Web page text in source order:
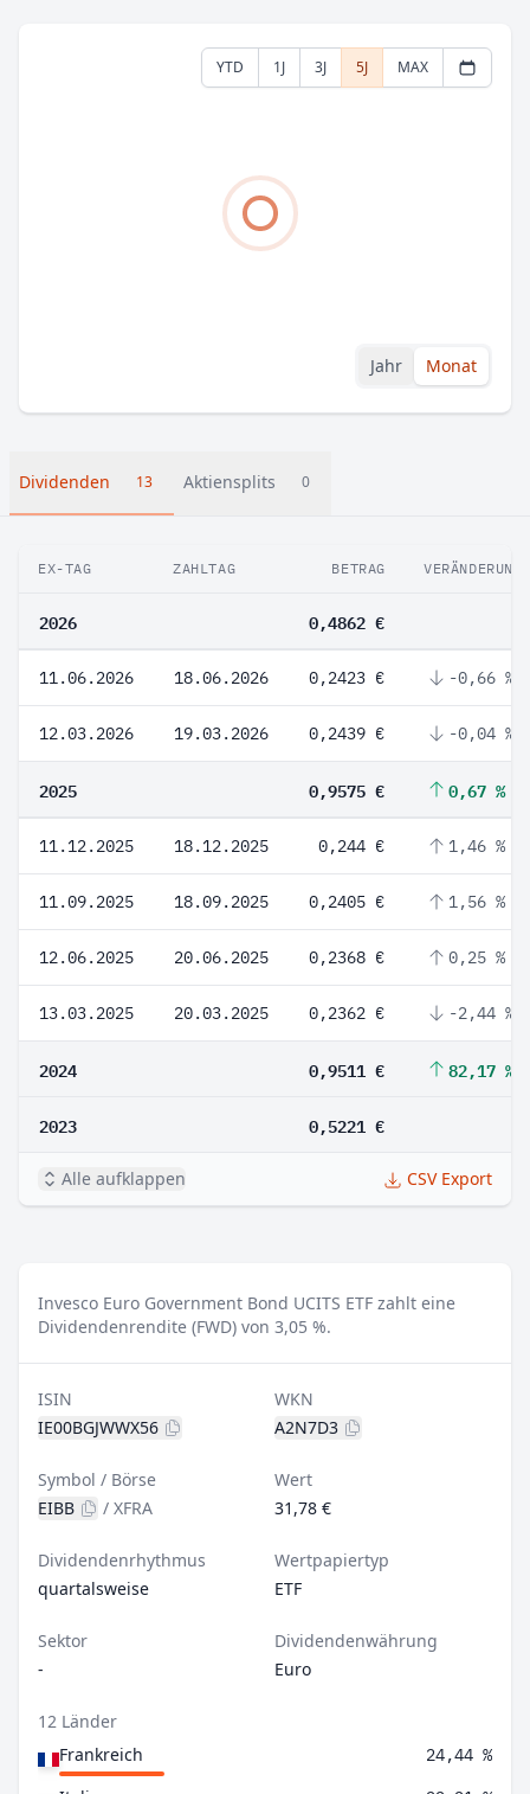
YTD 1J 3J 5J MAX
Jahr Monat
Dividenden 13 Aktiensplits 0
EX-TAG ZAHLTAG BETRAG VERÄNDERUNG
2026 0,4862 €
11.06.2026 18.06.2026 0,2423 € -0,66 %
12.03.2026 19.03.2026 0,2439 € -0,04 %
2025 0,9575 € 0,67 %
11.12.2025 18.12.2025 0,244 € 1,46 %
11.09.2025 18.09.2025 0,2405 € 1,56 %
12.06.2025 20.06.2025 0,2368 € 0,25 %
13.03.2025 20.03.2025 0,2362 € -2,44 %
2024 0,9511 € 82,17 %
2023 0,5221 €
Alle aufklappen CSV Export
Invesco Euro Government Bond UCITS ETF zahlt eine
Dividendenrendite (FWD) von 3,05 %.
ISIN
IE00BGJWWX56
WKN
A2N7D3
Symbol / Börse
EIBB
/ XFRA
Wert
31,78 €
Dividendenrhythmus
quartalsweise
Wertpapiertyp
ETF
Sektor
-
Dividendenwährung
Euro
12 Länder
Frankreich
24,44 %